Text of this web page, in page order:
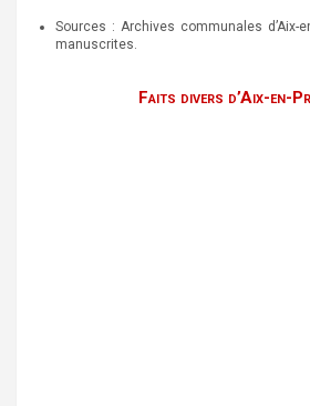
Sources : Archives communales d’Aix-
manuscrites.
Faits divers d’Aix-en-